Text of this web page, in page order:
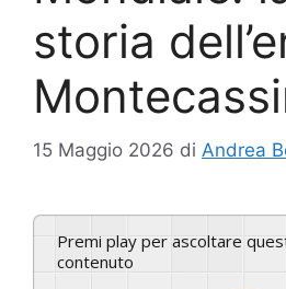
storia
15 Maggio 2026 di Andrea
Premi play per ascoltare questo
contenuto